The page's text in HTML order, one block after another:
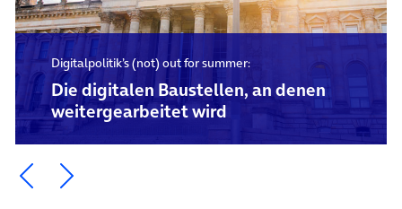
Digitalpolitik’s (not) out for summer:
Die digitalen Baustellen, an denen
weitergearbeitet wird
Ein Element zurück blättern
Ein Element weiter blättern